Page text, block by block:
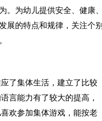
。为幼儿提供安全、健康、
展的特点和规律，关注个别
了集体生活，建立了比较
言能力有了较大的提高，
欢参加集体游戏，能按老